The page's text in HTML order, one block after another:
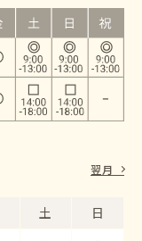
土 日
土 日
翌月